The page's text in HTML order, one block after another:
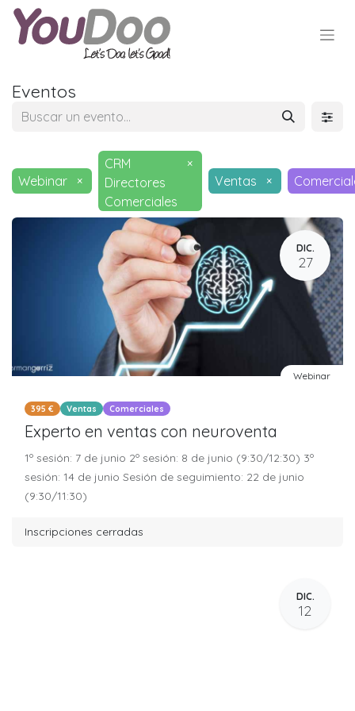
Eventos
Webinar ×
CRM
Directores
Comerciales
×
Ventas
×
DIC.
27
Webinar
395 € Ventas Comerciales
Experto en ventas con neuroventa
1º sesión: 7 de junio 2º sesión: 8 de junio (9:30/12:30) 3º
sesión: 14 de junio Sesión de seguimiento: 22 de junio
(9:30/11:30)
Inscripciones cerradas
DIC.
12